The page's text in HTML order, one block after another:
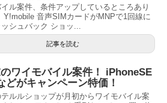
ル案件、条件アップしているところあり
Y!mobile 音声SIMカードがMNPで1回線に
シュバック ショッ...
記事を読む
ワイモバイル案件！ iPhoneSE
どがキャンペーン特価！
ルルショップが月初からワイモバイル案